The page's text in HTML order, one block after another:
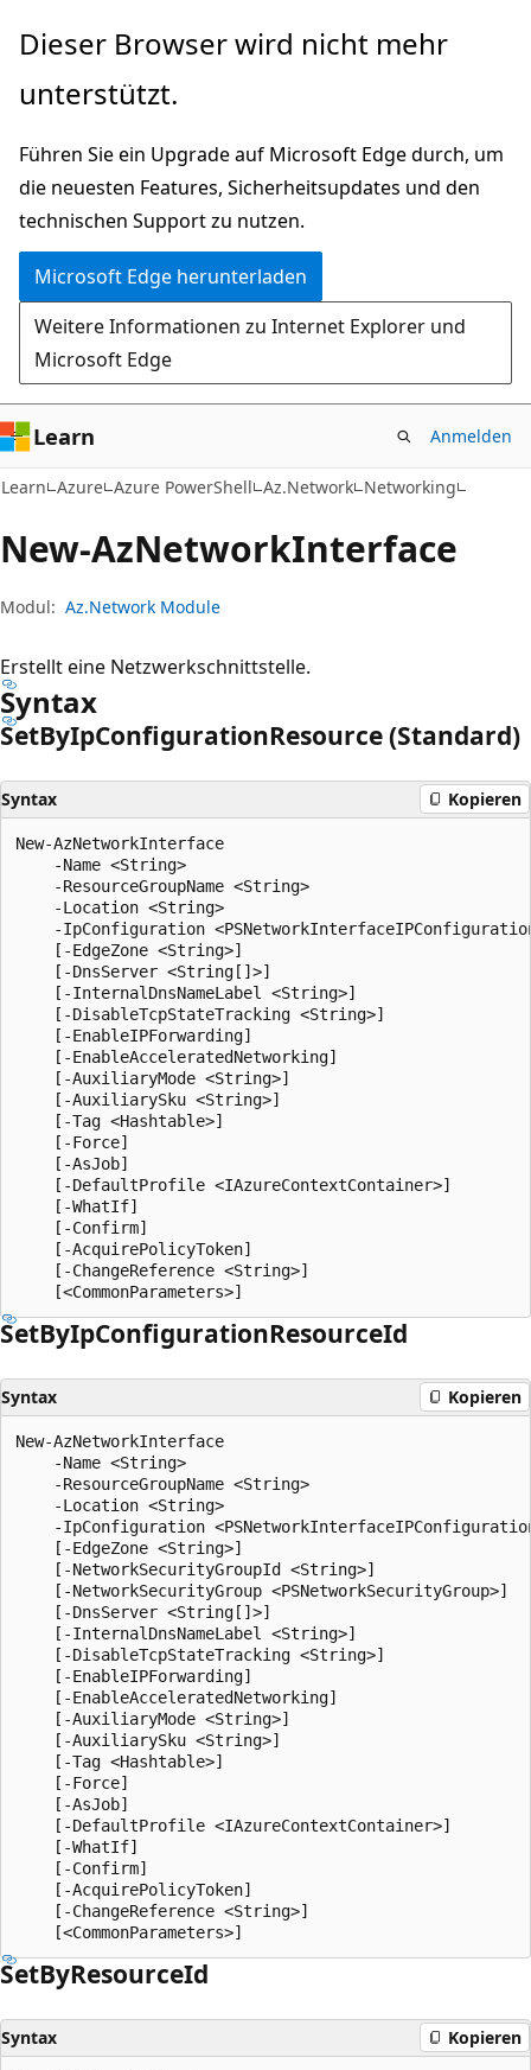
Zu
wechseln
Zur
springen
Dieser Browser wird nicht mehr
unterstützt.
Führen Sie ein Upgrade auf Microsoft Edge durch, um
die neuesten Features, Sicherheitsupdates und den
technischen Support zu nutzen.
Microsoft Edge herunterladen
Weitere Informationen zu Internet Explorer und
Microsoft Edge
Learn Anmelden
Learn Azure Azure PowerShell Az.Network Networking
New-AzNetworkInterface
Modul: Az.Network Module
Erstellt eine Netzwerkschnittstelle.
Syntax
SetByIpConfigurationResource (Standard)
Syntax Kopieren
New-AzNetworkInterface
    -Name <String>
    -ResourceGroupName <String>
    -Location <String>
-IpConfiguration
    [-EdgeZone <String>]
    [-DnsServer <String[]>]
    [-InternalDnsNameLabel <String>]
    [-DisableTcpStateTracking <String>]
    [-EnableIPForwarding]
    [-EnableAcceleratedNetworking]
    [-AuxiliaryMode <String>]
    [-AuxiliarySku <String>]
    [-Tag <Hashtable>]
    [-Force]
    [-AsJob]
    [-DefaultProfile <IAzureContextContainer>]
    [-WhatIf]
    [-Confirm]
    [-AcquirePolicyToken]
    [-ChangeReference <String>]
SetByIpConfigurationResourceId
Syntax Kopieren
New-AzNetworkInterface
    -Name <String>
    -ResourceGroupName <String>
    -Location <String>
-IpConfiguration
    [-EdgeZone <String>]
    [-NetworkSecurityGroupId <String>]
    [-NetworkSecurityGroup <PSNetworkSecurityGroup>]
    [-DnsServer <String[]>]
    [-InternalDnsNameLabel <String>]
    [-DisableTcpStateTracking <String>]
    [-EnableIPForwarding]
    [-EnableAcceleratedNetworking]
    [-AuxiliaryMode <String>]
    [-AuxiliarySku <String>]
    [-Tag <Hashtable>]
    [-Force]
    [-AsJob]
    [-DefaultProfile <IAzureContextContainer>]
    [-WhatIf]
    [-Confirm]
    [-AcquirePolicyToken]
    [-ChangeReference <String>]
SetByResourceId
Syntax Kopieren